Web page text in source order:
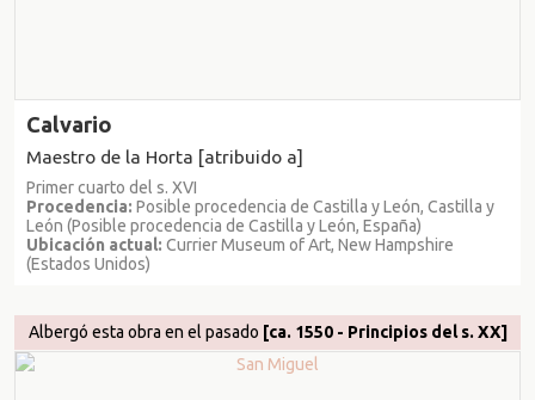
Calvario
Maestro de la Horta [atribuido a]
Primer cuarto del s. XVI
Procedencia: Posible procedencia de Castilla y León, Castilla y
León (Posible procedencia de Castilla y León, España)
Ubicación actual: Currier Museum of Art, New Hampshire
(Estados Unidos)
Albergó esta obra en el pasado [ca. 1550 - Principios del s. XX]